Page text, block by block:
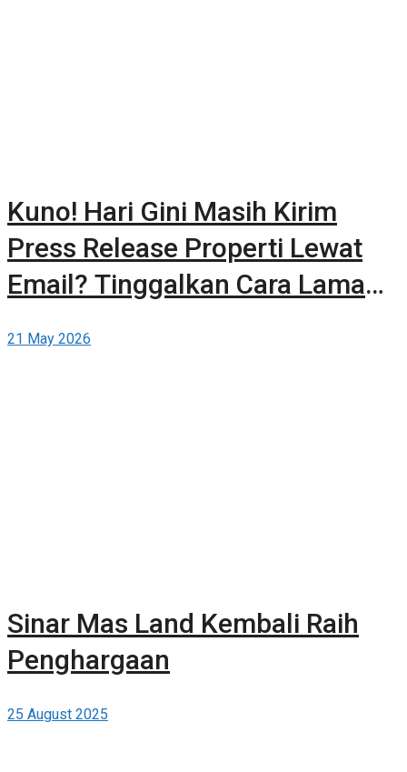
Kuno! Hari Gini Masih Kirim
Press Release Properti Lewat
Email? Tinggalkan Cara Lama
Gratis di Berita-Properti.com
21 May 2026
Sinar Mas Land Kembali Raih
Penghargaan
25 August 2025